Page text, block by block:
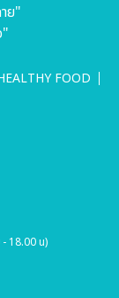
ย"
FOOD
18.00 น)